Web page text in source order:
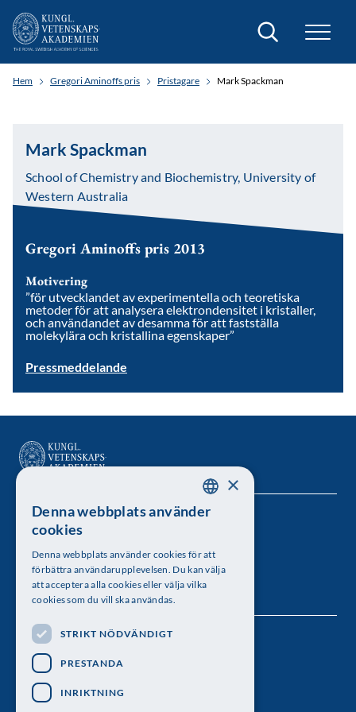
Sök
Hem Gregori Aminoffs pris Pristagare Mark Spackman
Mark Spackman
School of Chemistry and Biochemistry, University of
Western Australia
Gregori Aminoffs pris 2013
Motivering
”för utvecklandet av experimentella och teoretiska
metoder för att analysera elektrondensitet i kristaller,
och användandet av desamma för att fastställa
molekylära och kristallina egenskaper”
Pressmeddelande
Kungl. Vetenskapsakademien
Besöksadress: Lilla Frescativägen 4A
Telefon: 08-673 95 00
Följ oss
SWEDISH
×
Denna webbplats använder
cookies
Denna webbplats använder cookies för att
förbättra användarupplevelsen. Du kan välja
att acceptera alla cookies eller välja vilka
cookies som du vill ska användas.
STRIKT NÖDVÄNDIGT
PRESTANDA
INRIKTNING